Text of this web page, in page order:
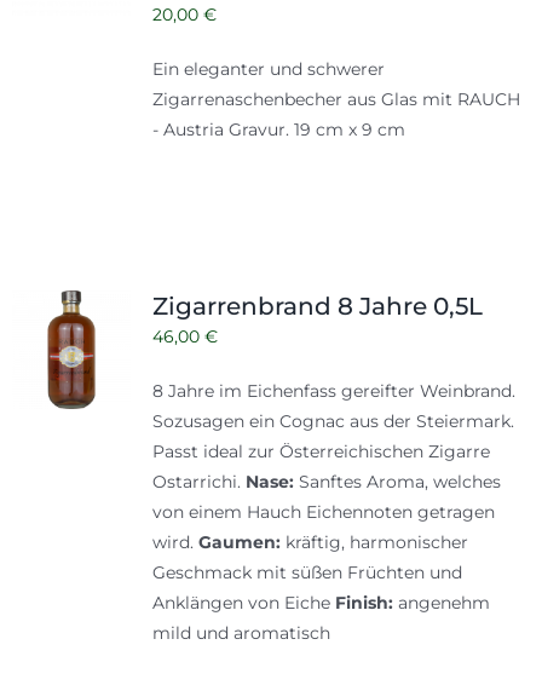
20,00 €
Ein eleganter und schwerer
Zigarrenaschenbecher aus Glas mit RAUCH
- Austria Gravur. 19 cm x 9 cm
Zigarrenbrand 8 Jahre 0,5L
46,00 €
8 Jahre im Eichenfass gereifter Weinbrand.
Sozusagen ein Cognac aus der Steiermark.
Passt ideal zur Österreichischen Zigarre
Ostarrichi. Nase:Sanftes Aroma, welches
von einem Hauch Eichennoten getragen
wird. Gaumen:kräftig, harmonischer
Geschmack mit süßen Früchten und
Anklängen von Eiche Finish:angenehm
mild und aromatisch